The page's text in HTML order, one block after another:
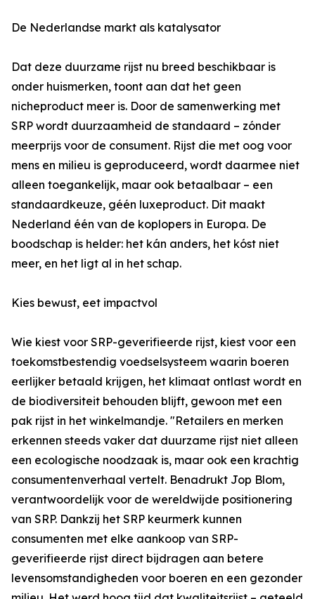
De Nederlandse markt als katalysator
Dat deze duurzame rijst nu breed beschikbaar is
onder huismerken, toont aan dat het geen
nicheproduct meer is. Door de samenwerking met
SRP wordt duurzaamheid de standaard – zónder
meerprijs voor de consument. Rijst die met oog voor
mens en milieu is geproduceerd, wordt daarmee niet
alleen toegankelijk, maar ook betaalbaar – een
standaardkeuze, géén luxeproduct. Dit maakt
Nederland één van de koplopers in Europa. De
boodschap is helder: het kán anders, het kóst niet
meer, en het ligt al in het schap.
Kies bewust, eet impactvol
Wie kiest voor SRP-geverifieerde rijst, kiest voor een
toekomstbestendig voedselsysteem waarin boeren
eerlijker betaald krijgen, het klimaat ontlast wordt en
de biodiversiteit behouden blijft, gewoon met een
pak rijst in het winkelmandje. "Retailers en merken
erkennen steeds vaker dat duurzame rijst niet alleen
een ecologische noodzaak is, maar ook een krachtig
consumentenverhaal vertelt. Benadrukt Jop Blom,
verantwoordelijk voor de wereldwijde positionering
van SRP. Dankzij het SRP keurmerk kunnen
consumenten met elke aankoop van SRP-
geverifieerde rijst direct bijdragen aan betere
levensomstandigheden voor boeren en een gezonder